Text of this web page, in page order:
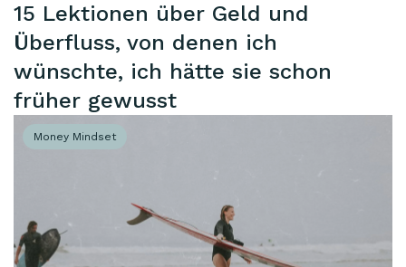
15 Lektionen über Geld und
Überfluss, von denen ich
wünschte, ich hätte sie schon
früher gewusst
Money Mindset